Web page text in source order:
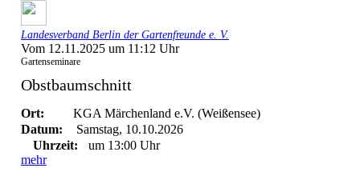
Landesverband Berlin der Gartenfreunde e. V.
Vom 12.11.2025 um 11:12 Uhr
Gartenseminare
Obstbaumschnitt
Ort:
KGA Märchenland e.V. (Weißensee)
Datum:
Samstag, 10.10.2026
Uhrzeit:
um 13:00 Uhr
mehr